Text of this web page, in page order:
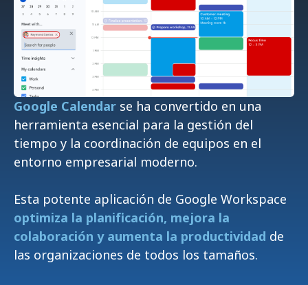
Google Calendar se ha convertido en una
herramienta esencial para la gestión del
tiempo y la coordinación de equipos en el
entorno empresarial moderno.
Esta potente aplicación de Google Workspace
optimiza la planificación, mejora la
colaboración y aumenta la productividad de
las organizaciones de todos los tamaños.